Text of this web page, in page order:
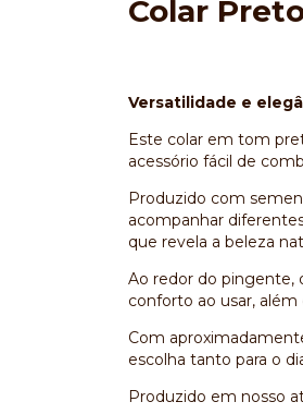
Colar
Versatilidade e
Este colar em tom
acessório fácil de
Produzido com
acompanhar
que revela a beleza
Ao redor do pingente,
conforto ao usar, além
Com
escolha tanto para o
Produzido em nosso